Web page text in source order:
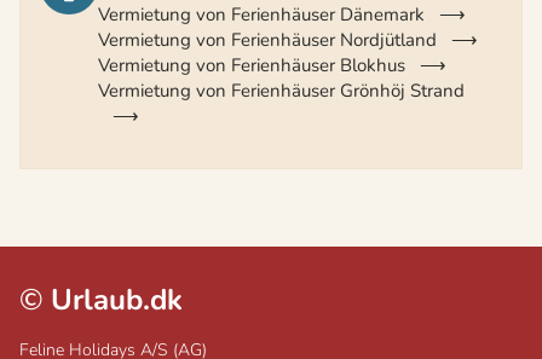
Vermietung von Ferienhäuser Dänemark
Vermietung von Ferienhäuser Nordjütland
Vermietung von Ferienhäuser Blokhus
Vermietung von Ferienhäuser Grönhöj Strand
© Urlaub.dk
Feline Holidays A/S (AG)